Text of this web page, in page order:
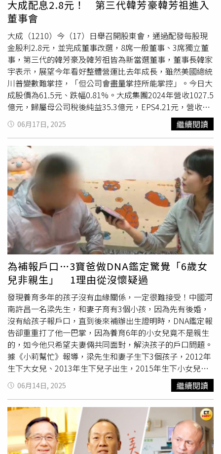
記得他第一次帶爸媽搭乘飛機商務艙時，2位老人家小心翼
翼又帶著興奮的神情，「他們前一晚雀躍到睡不著，我真的
好開心老天爺對我這麼好，讓我有能力、時間可以孝順他
們，看到爸媽發自內心的喜悅，讓我很高興我這個兒子可以
讓他們體驗到以前從來沒有過的」。他說，爸媽有時會捨不
得他花錢，「他們會說『你賺的都是辛苦錢，不要常常帶我
們出去玩』，我都會說『你們是我賺錢的動力，錢花光了我
再賺就有』」，他認為，爸媽的笑容比任何事情都重要，只
要想起爸媽，他就會覺得工作都是值得的。在家中排行老二
的許志豪說，他的不爭不搶似乎是與生俱來的，他自有記憶
以來，總是想著要如何做才能讓爸媽安心、開心，所以從小
到現在都沒有過叛逆，「這好像是改不掉的DNA，我也很甘
之如飴這樣子」。出道18年的他透露，他出道時曾對張秀
卿、羅時豐表達羨慕之情，他口中的羨慕不是因為他們的知
名度，而是他們讓爸媽見證到了他們的功成名就，「那時我
真的很可憐，乏人問津、通告少也沒有錢可以賺，對當時的
我來講，只能用做夢的方式去想，感謝老天爺讓我在這幾年
漸漸平穩，沒有負債，有自己的房子，我也做到了我當時候
想要的感覺」。許志豪說，現在對他最幸福的，就是他打電
話給爸媽時，都能聽到回應，知道爸媽健在的等著他。總是
報喜不報憂的他，常主動邀請爸媽參與他的工作，見證他在
台上最光榮的時候，爸媽也將他主持的所有時段背下，自豪
的跟朋友叮囑要準時收看。許志豪坦言，他不知道未來會發
生什麼事，但他始終堅信著爸爸常掛在嘴邊的「不要貪
心」。他說，爸媽常說，每個當下都要做好該做的事，扮演
好自己的角色，「我爸媽也用他們的一生給我們做最好的示
範，他們齊心協力的照顧我們的家，這個觀念帶給我很好的
教育。我當下是《一級棒》主持人，我就好好的主持，對於
未來，老天爺都會安排」。一直強忍淚水的許志豪，想到心
中想對爸媽所說的話時，再也控制不住眼淚，感性的說：
「我想跟爸媽說，我很開心我這輩子可以當他們的孩子，請
他們放心，我會一直好好的，他們現在最重要的，是他們把
身體照顧好，因為我還想帶他們出去玩，只要他們想去哪，
我就會帶他們去」，真摯感人。更多孝親獎官方訊息請點這
大成配息2.8元！ 第三代韓芳豪韓芳祖進入
董事會
大成（1210）今（17）日舉召開股東會，通過配發每股現
金股利2.8元，並完成董事改選，8席一般董事、3席獨立董
事，第三代的韓芳豪及韓芳祖皆為新當選董事，董事長韓家
宇表示，展望今年看好整體營運比去年成長，雖然美國總統
川普變數難掌控，「但公司會盡量掌控所能掌控」。今日大
成股價為61.5元、跌幅0.81%。大成集團2024年營收1027.5
億元，歸屬母公司稅後純益35.3億元，EPS4.21元，營收、
稅後純益與每股純益皆為歷年次高。股東會中，董事改選變
動比過去多，主因世代交替關係，大成由韓家二代四兄弟共
治，長子韓家宇擔任董事長，老二韓家宸擔任副董事長、老
三韓家寰為總裁，老四韓家寅為副總裁，而韓芳豪、韓芳祖
首度進入董事會，分別接替父親韓家宸、韓家寰董事席次。
韓芳豪接任總經理，韓芳祖未來負責中國業務，新當選董
事，任期自6月16日止，為期三年，獨董新當選的陶世恩也
是原獨董陶傳正兒子韓芳豪分析，經貿環境多變，關稅政策
影響，與美元匯率波動，及面臨缺工等挑戰，大成憑藉深耕
農畜食品基礎，與持續在台及國際擴大投資，引領產業創
新，積極推動智慧農畜，多角化經營，確保長期營運穩健與
永續發展。韓家宇指出，2024年收購美國德州Amy Food 食
品加工廠，有擴建計畫，同時，已在印尼擴建水產加工廠，
也在越南從飼料擴大建置農畜規模，朝一條龍發展，土雞加
工廠預計今年八月投產，另外，水產飼料柳營新廠也將投
產，海內外好幾個成長動力，談到接班，他坦言，少子化社
會對企業經營形成挑戰，年輕人才難尋，透過「委員」制
度，邀請資深員工每月召開會議協助運作，穩定內部管理與
人力接續。
06月17日, 2025 繼續閱讀
為補報戶口…3寶爸做DNA鑑定驚覺「6歲女
兒非親生」 1理由從沒懷疑過
發現養育多年的孩子沒有血緣關係，一定很難接受！中國河
南許昌一名梁先生，和妻子育有3個小孩，因為先有後婚，
沒有給孩子報戶口，直到後來補辦出生證明時，DNA鑑定報
告卻重重打了他一巴掌，因為養育6年的小女兒竟不是親生
的，如今他只希望夫妻倆共同面對，解決孩子的戶口問題。
據《小莉幫忙》報導，梁先生和妻子生下3個孩子，2012年
生下大女兒、2013年生下兒子出生，2015年生下小女兒，
因為年紀小先有後婚，沒有給孩子開出生證明，直到2016
年才補辦結婚手續。然而，2人在2017年因感情不和分居，
妻子起訴離婚6次未果，3個孩子均由他撫養，「女方那邊對
孩子一直不管不問，頻繁地起訴我要離婚，孩子一直沒上戶
口，法院說必須先把孩子戶口問題解決」。梁先生2021年
為了給孩子報戶口，去補辦出生證明，但親子鑑定結果顯
示，養了6年的小女兒與自己沒有血緣關係，讓他頓時晴天
06月14日, 2025 繼續閱讀